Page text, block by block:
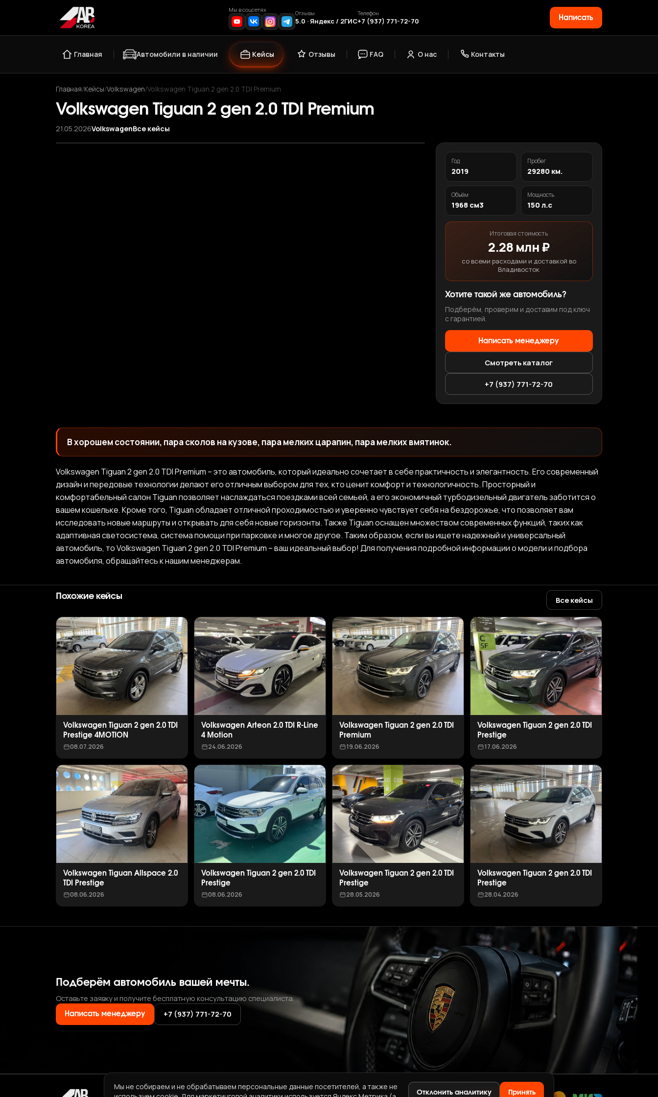
Мы в соцсетях Отзывы
5.0 · Яндекс / 2ГИС
Телефон
+7 (937) 771-72-70 Написать
Главная Автомобили в наличии Кейсы Отзывы FAQ О нас Контакты
Главная/Кейсы/Volkswagen/Volkswagen Tiguan 2 gen 2.0 TDI Premium
Volkswagen Tiguan 2 gen 2.0 TDI Premium
21.05.2026VolkswagenВсе кейсы
‹
›
Год
2019
Пробег
29280 км.
Объём
1968 см3
Мощность
150 л.с
Итоговая стоимость
2.28 млн ₽
со всеми расходами и доставкой во
Владивосток
Хотите такой же автомобиль?
Подберём, проверим и доставим под ключ
с гарантией.
Написать менеджеру
Смотреть каталог
+7 (937) 771-72-70
В хорошем состоянии, пара сколов на кузове, пара мелких царапин, пара мелких вмятинок.
Volkswagen Tiguan 2 gen 2.0 TDI Premium – это автомобиль, который идеально сочетает в себе практичность и элегантность. Его современный
дизайн и передовые технологии делают его отличным выбором для тех, кто ценит комфорт и технологичность. Просторный и
комфортабельный салон Tiguan позволяет наслаждаться поездками всей семьей, а его экономичный турбодизельный двигатель заботится о
вашем кошельке. Кроме того, Tiguan обладает отличной проходимостью и уверенно чувствует себя на бездорожье, что позволяет вам
исследовать новые маршруты и открывать для себя новые горизонты. Также Tiguan оснащен множеством современных функций, таких как
адаптивная светосистема, система помощи при парковке и многое другое. Таким образом, если вы ищете надежный и универсальный
автомобиль, то Volkswagen Tiguan 2 gen 2.0 TDI Premium – ваш идеальный выбор! Для получения подробной информации о модели и подбора
автомобиля, обращайтесь к нашим менеджерам.
Похожие кейсы Все кейсы
Volkswagen Tiguan 2 gen 2.0 TDI
Prestige 4MOTION
08.07.2026
Volkswagen Arteon 2.0 TDI R-Line
4 Motion
24.06.2026
Volkswagen Tiguan 2 gen 2.0 TDI
Premium
19.06.2026
Volkswagen Tiguan 2 gen 2.0 TDI
Prestige
17.06.2026
Volkswagen Tiguan Allspace 2.0
TDI Prestige
08.06.2026
Volkswagen Tiguan 2 gen 2.0 TDI
Prestige
08.06.2026
Volkswagen Tiguan 2 gen 2.0 TDI
Prestige
28.05.2026
Volkswagen Tiguan 2 gen 2.0 TDI
Prestige
28.04.2026
Подберём автомобиль вашей мечты.
Оставьте заявку и получите бесплатную консультацию специалиста.
Написать менеджеру +7 (937) 771-72-70
Мы не собираем и не обрабатываем персональные данные посетителей, а также не
Отклонить аналитику Принять